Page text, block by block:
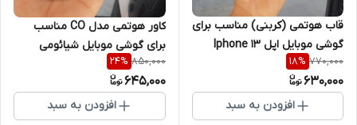
قاب هوتمی (کربنی) مناسب برای
گوشی موبایل اپل Iphone 13
ProMax
770,000
18%
630,000
افزودن به سبد
کاور هوتمی مدل CO مناسب
برای گوشی موبایل شیائومی
Note 13 pro plus
850,000
24%
645,000
افزودن به سبد